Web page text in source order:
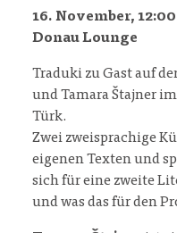
16. November, 12:00
Donau Lounge
Traduki zu Gast auf
und Tamara Štajner
Türk.
Zwei zweisprachige
eigenen Texten und
sich für eine zweite
und was das für den